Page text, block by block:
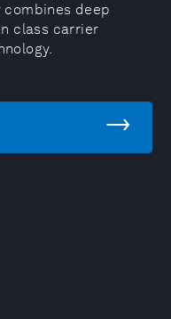
deep
class carrier